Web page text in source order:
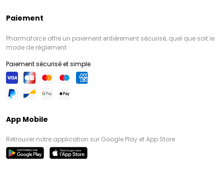
Paiement
Pharmaforce offre un paiement entièrement sécurisé, quel que soit le
mode de règlement
Paiement sécurisé et simple
App Mobile
Retrouver notre application sur Google Play et App Store